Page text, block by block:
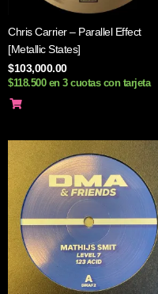
Chris Carrier – Parallel Effect
[Metallic States]
$103,000.00
$118.500 en 3 cuotas con tarjeta